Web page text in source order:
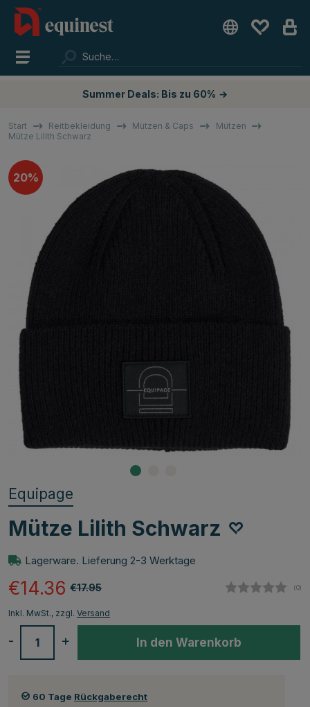
Summer Deals: Bis zu 60% →
Start Reitbekleidung Mützen & Caps
Mützen
Mütze Lilith Schwarz
20
Equipage
Mütze Lilith Schwarz
Lagerware. Lieferung 2-3 Werktage
€17.95
€14.36 (0)
Inkl. MwSt., zzgl. Versand
+
- In den Warenkorb
60 Tage Rückgaberecht